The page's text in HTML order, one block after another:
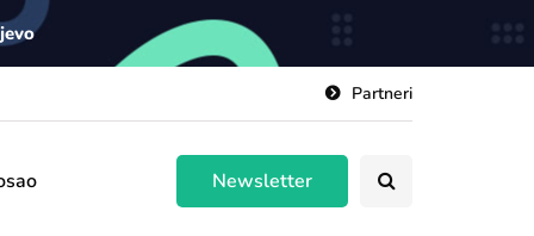
Partneri
Newsletter